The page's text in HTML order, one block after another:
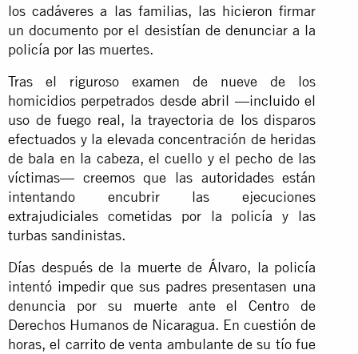
los cadáveres a las familias, las hicieron firmar
un documento por el desistían de denunciar a la
policía por las muertes.
Tras el riguroso examen de nueve de los
homicidios perpetrados desde abril —incluido el
uso de fuego real, la trayectoria de los disparos
efectuados y la elevada concentración de heridas
de bala en la cabeza, el cuello y el pecho de las
víctimas— creemos que las autoridades están
intentando encubrir las ejecuciones
extrajudiciales cometidas por la policía y las
turbas sandinistas.
Días después de la muerte de Álvaro, la policía
intentó impedir que sus padres presentasen una
denuncia por su muerte ante el Centro de
Derechos Humanos de Nicaragua. En cuestión de
horas, el carrito de venta ambulante de su tío fue